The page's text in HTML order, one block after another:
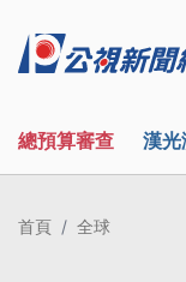
總預算審查 漢光
首頁 全球